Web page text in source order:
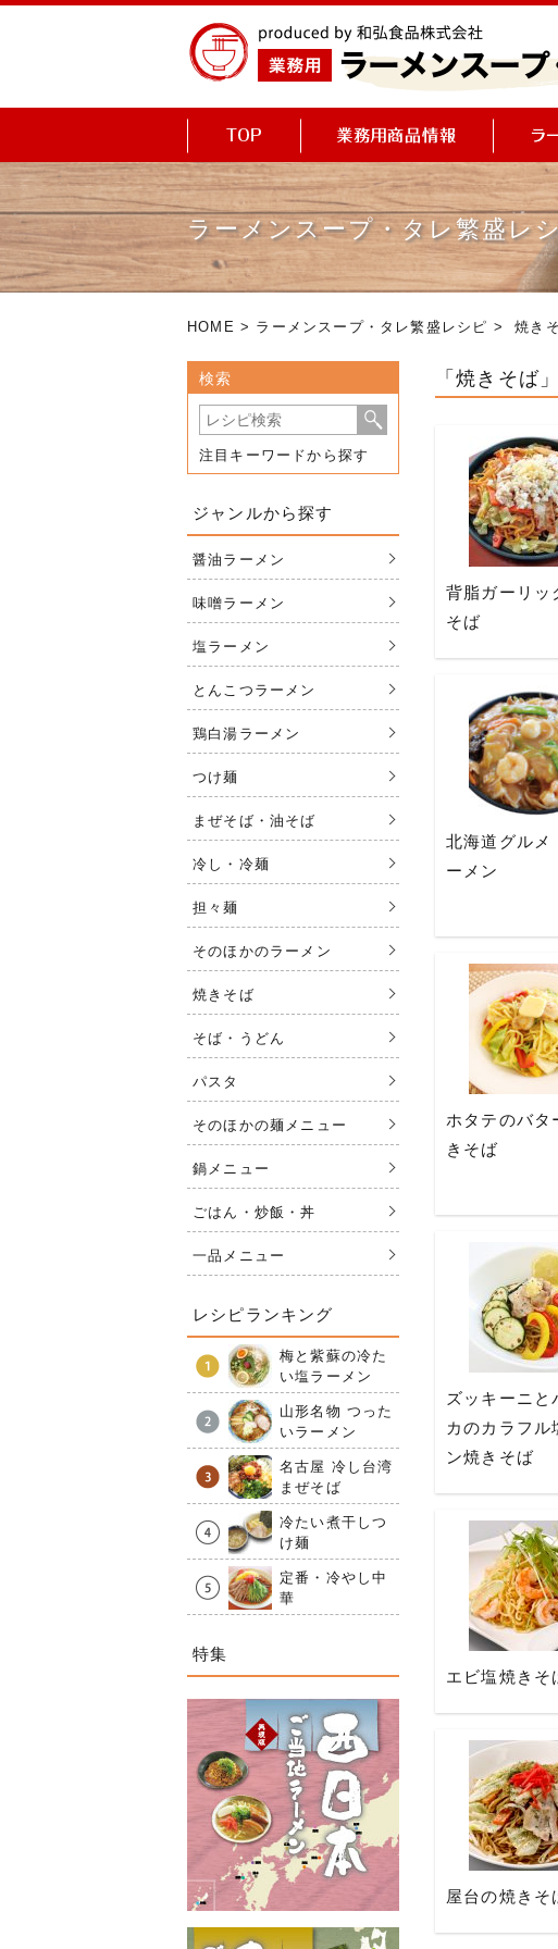
ラーメンスープ・タレ繁盛レ
HOME > ラーメンスープ・タレ繁盛レシピ > 焼き
「焼きそば
背脂ガーリッ
そば
北海道グルメ
ーメン
ホタテのバタ
きそば
ズッキーニと
カのカラフル
ン焼きそば
エビ塩焼きそ
屋台の焼きそ
検索
注目キーワードから探す
ジャンルから探す
醤油ラーメン
味噌ラーメン
塩ラーメン
とんこつラーメン
鶏白湯ラーメン
つけ麺
まぜそば・油そば
冷し・冷麺
担々麺
そのほかのラーメン
焼きそば
そば・うどん
パスタ
そのほかの麺メニュー
鍋メニュー
ごはん・炒飯・丼
一品メニュー
レシピランキング
梅と紫蘇の冷た
い塩ラーメン
山形名物 つった
いラーメン
名古屋 冷し台湾
まぜそば
冷たい煮干しつ
け麺
定番・冷やし中
華
特集